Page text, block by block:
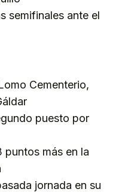
semifinales ante el
Cementerio,
puesto por
puntos más en la
jornada en su